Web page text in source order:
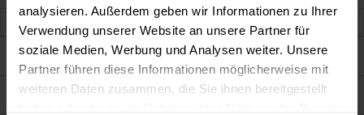
analysieren. Außerdem geben wir Informationen zu Ihrer
Verwendung unserer Website an unsere Partner für
soziale Medien, Werbung und Analysen weiter. Unsere
Partner führen diese Informationen möglicherweise mit
weiteren Daten zusammen, die Sie ihnen bereitgestellt
Darum sind wir Farbenkönig
Service